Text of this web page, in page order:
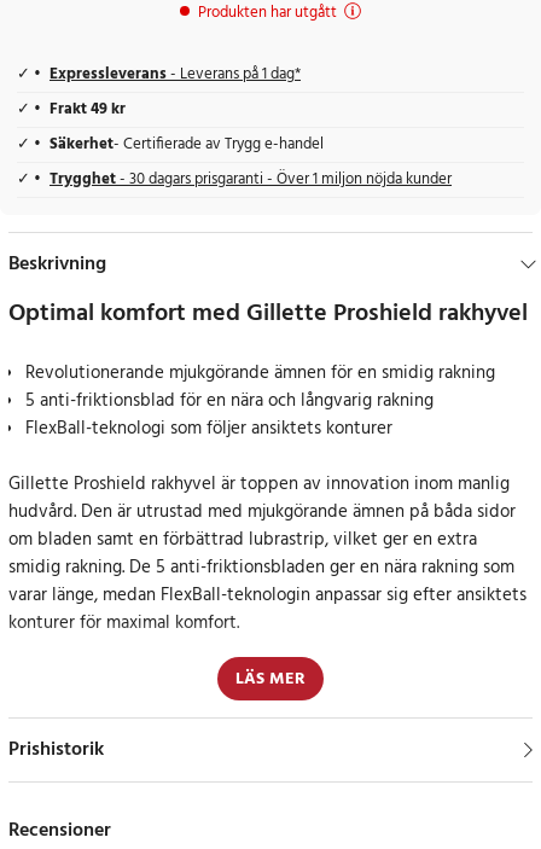
Produkten har utgått
Expressleverans- Leverans på 1 dag*
Frakt 49 kr
Säkerhet- Certifierade av Trygg e-handel
Trygghet- 30 dagars prisgaranti - Över 1 miljon nöjda kunder
Beskrivning
Optimal komfort med Gillette Proshield rakhyvel
Revolutionerande mjukgörande ämnen för en smidig rakning
5 anti-friktionsblad för en nära och långvarig rakning
FlexBall-teknologi som följer ansiktets konturer
Gillette Proshield rakhyvel är toppen av innovation inom manlig
hudvård. Den är utrustad med mjukgörande ämnen på båda sidor
om bladen samt en förbättrad lubrastrip, vilket ger en extra
smidig rakning. De 5 anti-friktionsbladen ger en nära rakning som
varar länge, medan FlexBall-teknologin anpassar sig efter ansiktets
konturer för maximal komfort.
Designad för precision och komfort
Denna rakhyvel kombinerar flera egenskaper för att ge den
ultimata rakupplevelsen. Precisionstrimmern hanterar effektivt de
svåråtkomliga områdena och mikrofenorna förbereder huden för en
jämnare rakning.
LÄS MER
Prishistorik
Recensioner